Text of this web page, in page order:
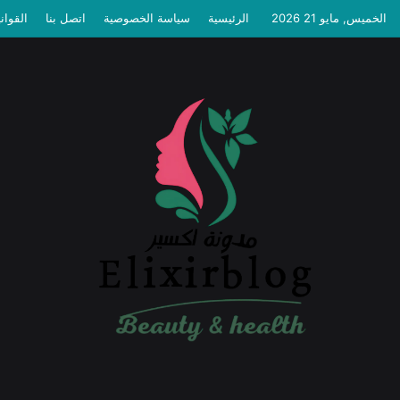
الخميس, مايو 21 2026 الرئيسية سياسة الخصوصية اتصل بنا